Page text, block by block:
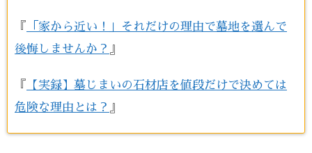
『
「家から近い！」それだけの理由で墓地を選んで
後悔しませんか？ 』
『
【実録】墓じまいの石材店を値段だけで決めては
危険な理由とは？ 』